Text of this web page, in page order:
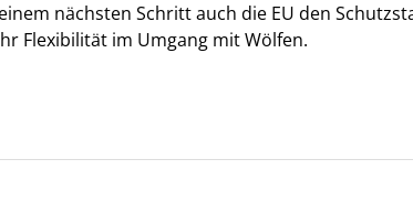
nächsten Schritt auch die EU den
Flexibilität im Umgang mit Wölfen.